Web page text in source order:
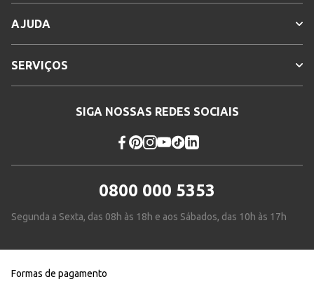
AJUDA
SERVIÇOS
SIGA NOSSAS REDES SOCIAIS
0800 000 5353
Segunda a Sexta, das 08h às 18h e aos Sábados, das 10h às 17h
Formas de pagamento